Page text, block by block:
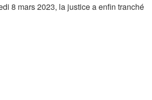
8 mars 2023, la justice a enfin tranché